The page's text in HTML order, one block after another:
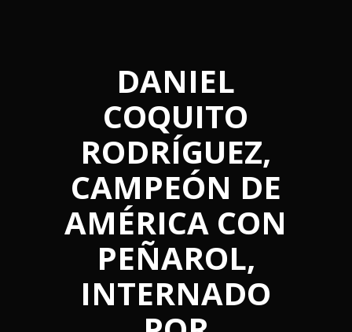
DANIEL
COQUITO
RODRÍGUEZ,
CAMPEÓN DE
AMÉRICA CON
PEÑAROL,
INTERNADO